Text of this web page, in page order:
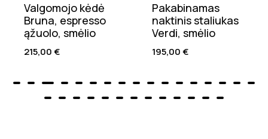
Valgomojo kėdė
Bruna, espresso
ąžuolo, smėlio
215,00€
Pakabinamas
naktinis staliukas
Verdi, smėlio
195,00€